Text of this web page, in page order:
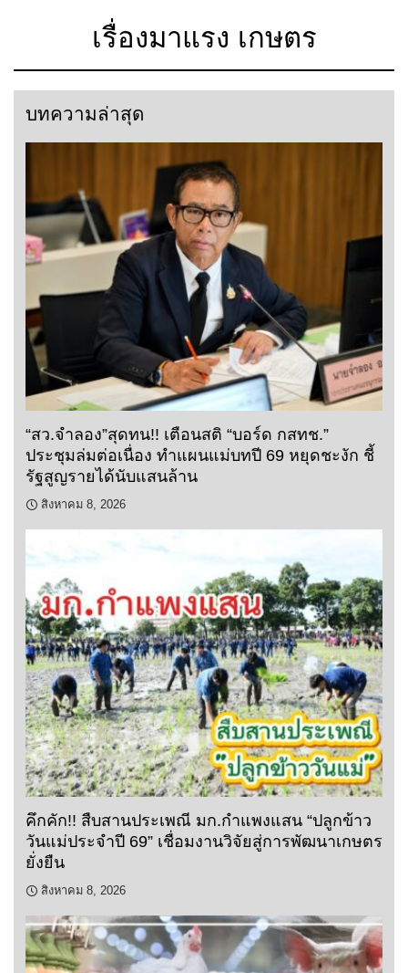
เรื่องมาแรง เกษตร
บทความล่าสุด
“สว.จำลอง”สุดทน!! เตือนสติ “บอร์ด กสทช.”
ประชุมล่มต่อเนื่อง ทำแผนแม่บทปี 69 หยุดชะงัก ชี้
รัฐสูญรายได้นับแสนล้าน
สิงหาคม 8, 2026
คึกคัก!! สืบสานประเพณี มก.กำแพงแสน “ปลูกข้าว
วันแม่ประจำปี 69” เชื่อมงานวิจัยสู่การพัฒนาเกษตร
ยั่งยืน
สิงหาคม 8, 2026